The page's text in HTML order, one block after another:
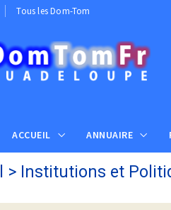
Tous les Dom-Tom
ACCUEIL ANNUAIRE
> Institutions et